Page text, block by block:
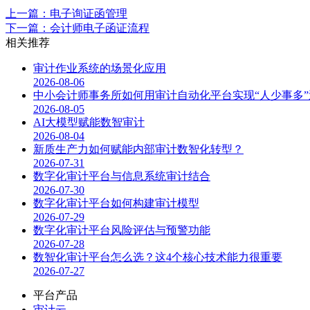
上一篇：电子询证函管理
下一篇：会计师电子函证流程
相关推荐
审计作业系统的场景化应用
2026-08-06
中小会计师事务所如何用审计自动化平台实现“人少事多
2026-08-05
AI大模型赋能数智审计
2026-08-04
新质生产力如何赋能内部审计数智化转型？
2026-07-31
数字化审计平台与信息系统审计结合
2026-07-30
数字化审计平台如何构建审计模型
2026-07-29
数字化审计平台风险评估与预警功能
2026-07-28
数智化审计平台怎么选？这4个核心技术能力很重要
2026-07-27
平台产品